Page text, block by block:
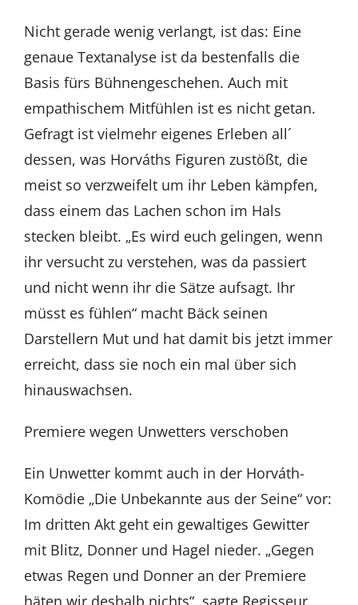
Nicht gerade wenig verlangt, ist das: Eine
genaue Textanalyse ist da bestenfalls die
Basis fürs Bühnengeschehen. Auch mit
empathischem Mitfühlen ist es nicht getan.
Gefragt ist vielmehr eigenes Erleben all´
dessen, was Horváths Figuren zustößt, die
meist so verzweifelt um ihr Leben kämpfen,
dass einem das Lachen schon im Hals
stecken bleibt. „Es wird euch gelingen, wenn
ihr versucht zu verstehen, was da passiert
und nicht wenn ihr die Sätze aufsagt. Ihr
müsst es fühlen“ macht Bäck seinen
Darstellern Mut und hat damit bis jetzt immer
erreicht, dass sie noch ein mal über sich
hinauswachsen.
Premiere wegen Unwetters verschoben
Ein Unwetter kommt auch in der Horváth-
Komödie „Die Unbekannte aus der Seine“ vor:
Im dritten Akt geht ein gewaltiges Gewitter
mit Blitz, Donner und Hagel nieder. „Gegen
etwas Regen und Donner an der Premiere
häten wir deshalb nichts“, sagte Regisseur